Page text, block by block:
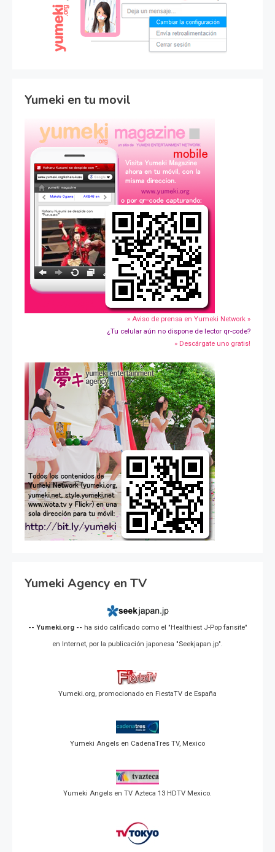
Yumeki en tu movil
» Aviso de prensa en Yumeki Network »
¿Tu celular aún no dispone de lector qr-code?
» Descárgate uno gratis!
Yumeki Agency en TV
-- Yumeki.org -- ha sido calificado como el "Healthiest J-Pop fansite"
en Internet, por la publicación japonesa "Seekjapan.jp".
Yumeki.org, promocionado en FiestaTV de España
Yumeki Angels en CadenaTres TV, Mexico
Yumeki Angels en TV Azteca 13 HDTV Mexico.